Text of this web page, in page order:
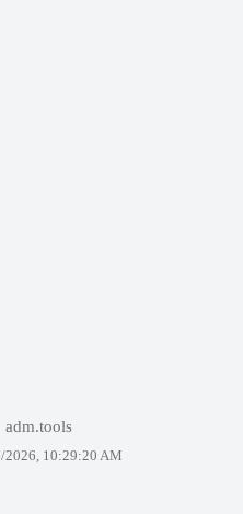
adm.tools
2026, 10:29:20 AM